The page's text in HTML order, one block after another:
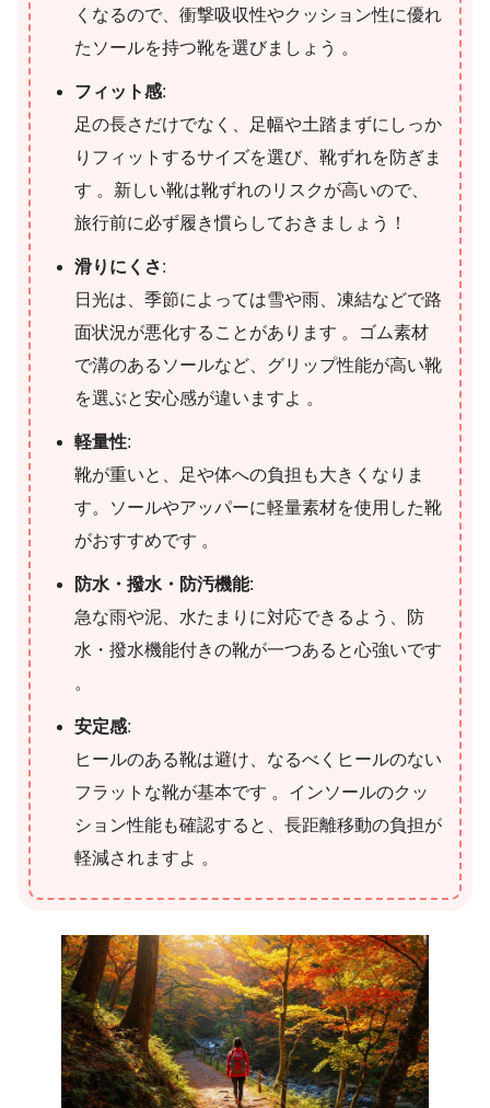
くなるので、衝撃吸収性やクッション性に優れ
たソールを持つ靴を選びましょう 。
フィット感:
足の長さだけでなく、足幅や土踏まずにしっか
りフィットするサイズを選び、靴ずれを防ぎま
す 。新しい靴は靴ずれのリスクが高いので、
旅行前に必ず履き慣らしておきましょう！
滑りにくさ:
日光は、季節によっては雪や雨、凍結などで路
面状況が悪化することがあります 。ゴム素材
で溝のあるソールなど、グリップ性能が高い靴
を選ぶと安心感が違いますよ 。
軽量性:
靴が重いと、足や体への負担も大きくなりま
す。ソールやアッパーに軽量素材を使用した靴
がおすすめです 。
防水・撥水・防汚機能:
急な雨や泥、水たまりに対応できるよう、防
水・撥水機能付きの靴が一つあると心強いです
。
安定感:
ヒールのある靴は避け、なるべくヒールのない
フラットな靴が基本です 。インソールのクッ
ション性能も確認すると、長距離移動の負担が
軽減されますよ 。